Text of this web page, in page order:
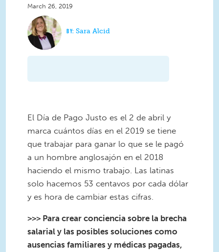
March 26, 2019
Sara Alcid
El Día de Pago Justo es el 2 de abril y
marca cuántos días en el 2019 se tiene
que trabajar para ganar lo que se le pagó
a un hombre anglosajón en el 2018
haciendo el mismo trabajo. Las latinas
solo hacemos 53 centavos por cada dólar
y es hora de cambiar estas cifras.
>>> Para crear conciencia sobre la brecha
salarial y las posibles soluciones como
ausencias familiares y médicas pagadas,